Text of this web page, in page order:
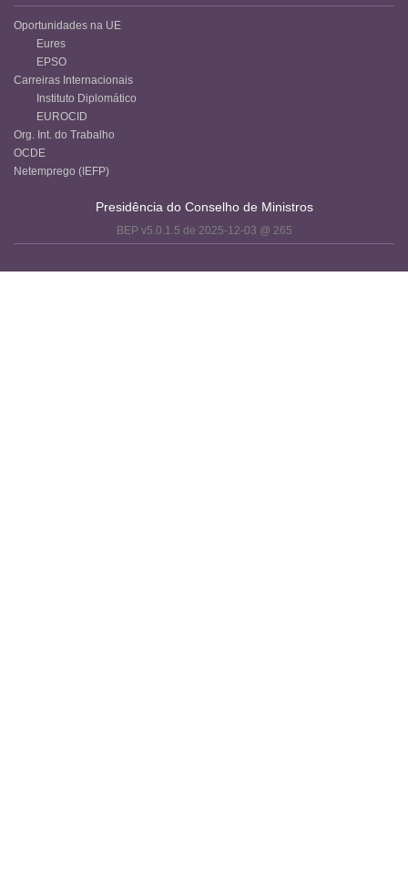
Oportunidades na UE
Eures
EPSO
Carreiras Internacionais
Instituto Diplomático
EUROCID
Org. Int. do Trabalho
OCDE
Netemprego (IEFP)
Presidência do Conselho de Ministros
BEP v5.0.1.5 de 2025-12-03 @ 265